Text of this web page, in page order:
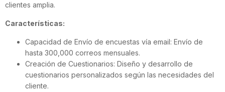
clientes amplia.
Características:
Capacidad de Envío de encuestas vía email: Envío de
hasta 300,000 correos mensuales.
Creación de Cuestionarios: Diseño y desarrollo de
cuestionarios personalizados según las necesidades del
cliente.